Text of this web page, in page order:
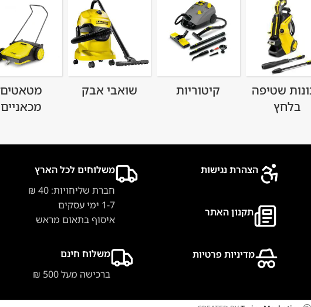
שטיפה
בלחץ
קיטוריות שואבי אבק
מטאטים
מכאניים
הצהרת נגישות
תקנון האתר
מדיניות פרטיות
משלוחים לכל הארץ
חברת שליחויות: 40 ₪
1-7 ימי עסקים
איסוף בתאום מראש
משלוח חינם
ברכישה מעל 500 ₪